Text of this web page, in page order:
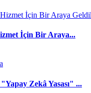
İçin Bir Araya...
Zekâ Yasası" ...